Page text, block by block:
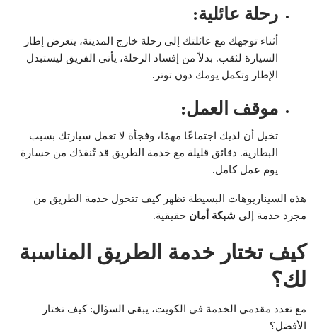
رحلة عائلية:
أثناء توجهك مع عائلتك إلى رحلة خارج المدينة، يتعرض إطار
السيارة لثقب. بدلاً من إفساد الرحلة، يأتي الفريق ليستبدل
الإطار وتكمل يومك دون توتر.
موقف العمل:
تخيل أن لديك اجتماعًا مهمًا، وفجأة لا تعمل سيارتك بسبب
البطارية. دقائق قليلة مع خدمة الطريق قد تُنقذك من خسارة
يوم عمل كامل.
هذه السيناريوهات البسيطة تظهر كيف تتحول خدمة الطريق من
مجرد خدمة إلى شبكة أمان حقيقية.
كيف تختار خدمة الطريق المناسبة
لك؟
مع تعدد مقدمي الخدمة في الكويت، يبقى السؤال: كيف تختار
الأفضل؟